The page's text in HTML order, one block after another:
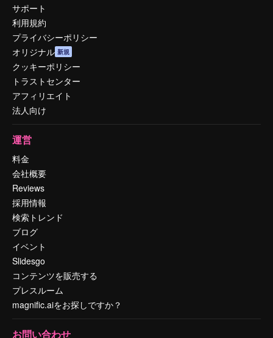
サポート
利用規約
プライバシーポリシー
オリジナル 新規
クッキーポリシー
トラストセンター
アフィリエイト
法人向け
運営
料金
会社概要
Reviews
採用情報
検索トレンド
ブログ
イベント
Slidesgo
コンテンツを販売する
プレスルーム
magnific.aiをお探しですか？
お問い合わせ